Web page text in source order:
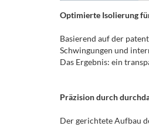
Optimierte Isolierung
Basierend auf der
Schwingungen und
Das Ergebnis: ein
Präzision durch
Der gerichtete Aufbau